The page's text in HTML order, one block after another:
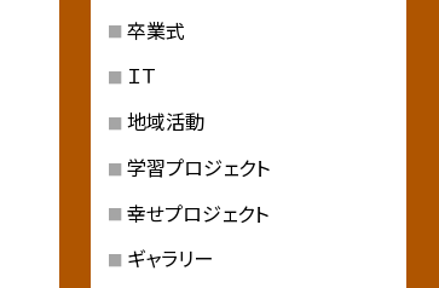
卒業式
ＩＴ
地域活動
学習プロジェクト
幸せプロジェクト
ギャラリー